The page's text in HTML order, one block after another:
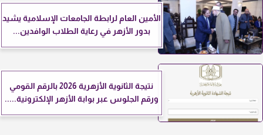
الأمين العام لرابطة الجامعات الإسلامية يشيد
بدور الأزهر في رعاية الطلاب الوافدين...
نتيجة الثانوية الأزهرية 2026 بالرقم القومي
ورقم الجلوس عبر بوابة الأزهر الإلكترونية.....